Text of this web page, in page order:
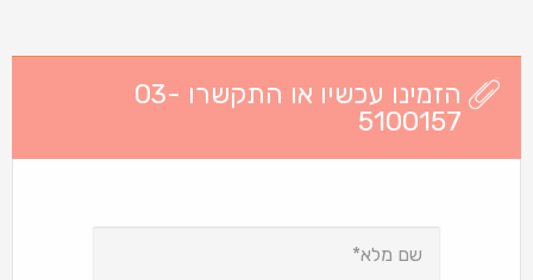
הזמינו עכשיו או התקשרו 03-
5100157